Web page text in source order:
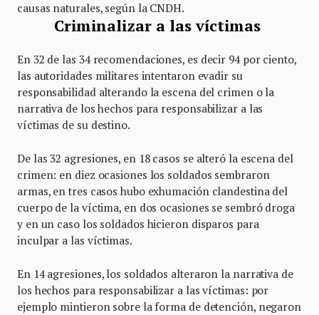
causas naturales, según la CNDH.
Criminalizar a las víctimas
En 32 de las 34 recomendaciones, es decir 94 por ciento,
las autoridades militares intentaron evadir su
responsabilidad alterando la escena del crimen o la
narrativa de los hechos para responsabilizar a las
víctimas de su destino.
De las 32 agresiones, en 18 casos se alteró la escena del
crimen: en diez ocasiones los soldados sembraron
armas, en tres casos hubo exhumación clandestina del
cuerpo de la víctima, en dos ocasiones se sembró droga
y en un caso los soldados hicieron disparos para
inculpar a las víctimas.
En 14 agresiones, los soldados alteraron la narrativa de
los hechos para responsabilizar a las víctimas: por
ejemplo mintieron sobre la forma de detención, negaron